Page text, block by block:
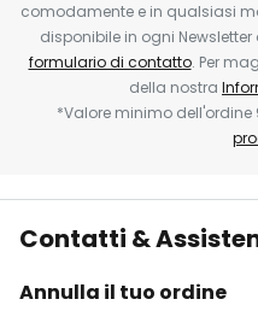
comodamente e in qualsiasi
disponibile in ogni
formulario di contatto. Per
della nostra
*Valore minimo
Contatti &
Annulla il tuo ordine